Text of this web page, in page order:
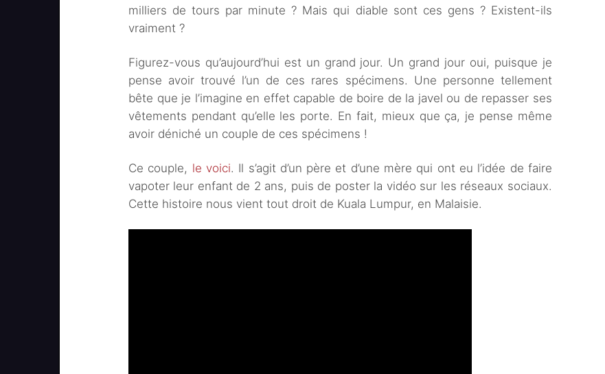
milliers de tours par minute ? Mais qui diable sont ces gens ? Existent-ils
vraiment ?
Figurez-vous qu’aujourd’hui est un grand jour. Un grand jour oui, puisque je
pense avoir trouvé l’un de ces rares spécimens. Une personne tellement
bête que je l’imagine en effet capable de boire de la javel ou de repasser ses
vêtements pendant qu’elle les porte. En fait, mieux que ça, je pense même
avoir déniché un couple de ces spécimens !
Ce couple, le voici. Il s’agit d’un père et d’une mère qui ont eu l’idée de faire
vapoter leur enfant de 2 ans, puis de poster la vidéo sur les réseaux sociaux.
Cette histoire nous vient tout droit de Kuala Lumpur, en Malaisie.